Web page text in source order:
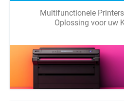
Multifunctionele
Oplossing voor uw